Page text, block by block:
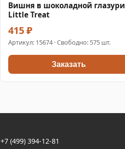
Вишня в шоколадной глазури
Little Treat
415 ₽
Артикул: 15674 · Свободно: 575 шт.
Заказать
+7 (499) 394-12-81